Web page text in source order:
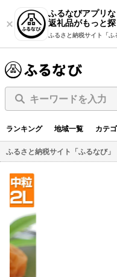
ふるなびアプリな
返礼品がもっと探
ふるさと納税サイト「ふ
キーワードを入力
ランキング 地域一覧 カテ
ふるさと納税サイト「ふるなび」